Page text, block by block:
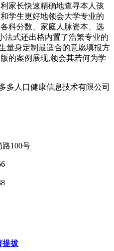
家长快速精确地查寻本人孩
学生更好地领会大学专业的
科分数、家庭人脉资本、选
法式还出格内置了浩繁专业的
量身定制最适合的意愿填报方
的案例展现,领会其若何为学
多人口健康信息技术有限公司
100号
提拔